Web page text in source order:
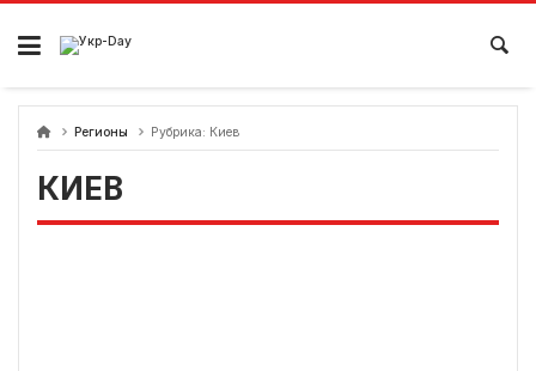
перейти
содержанию
Регионы Рубрика: Киев
КИЕВ